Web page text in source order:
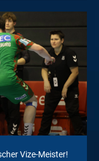
Vize-Meister!